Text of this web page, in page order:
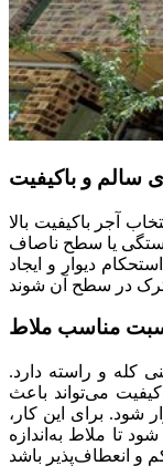
سالم و باکیفیت
آجر باکیفیت بالا
یا سطح ناصاف
دیوار و ایجاد
مناسب ملاط
کله و راسته دارد.
می‌تواند باعث
برای این کار،
تا ملاط به‌اندازه